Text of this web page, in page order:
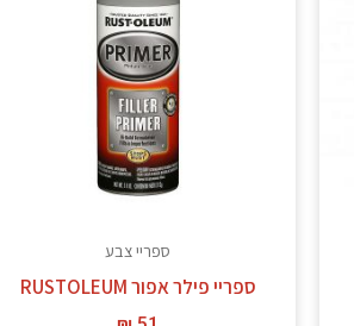
ספריי צבע
ספריי פילר אפור RUSTOLEUM